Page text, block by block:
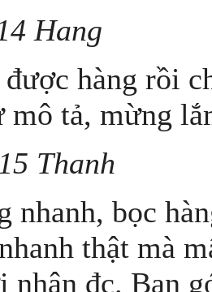
Hang
được hàng rồi
mô tả, mừng
Thanh
nhanh, bọc
thật mà
nhận đc. Bạn